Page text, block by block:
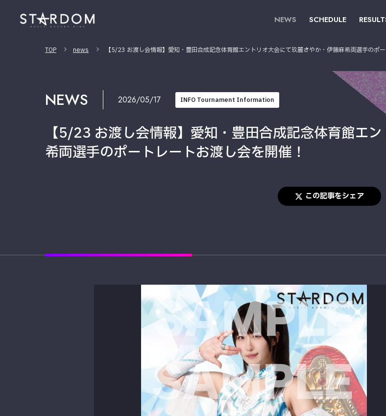
NEWS SCHEDULE
TOP news 【5/23 お渡し会情報】愛知・豊田合成記念体育館エントリオ大会にて玖麗さやか・伊藤麻希両選手のポ
NEWS 2026/05/17 INFO Tournament Information
【5/23 お渡し会情報】愛知・豊田合成記念体育館エ
希両選手のポートレートお渡し会を開催！
この記事をシェア